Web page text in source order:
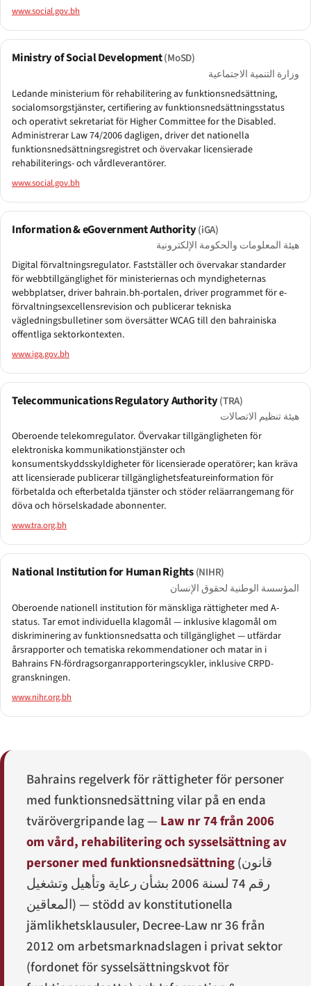
www.social.gov.bh
Ministry of Social Development(MoSD)
وزارة التنمية الاجتماعية
Ledande ministerium för rehabilitering av funktionsnedsättning,
socialomsorgstjänster, certifiering av funktionsnedsättningsstatus
och operativt sekretariat för Higher Committee for the Disabled.
Administrerar Law 74/2006 dagligen, driver det nationella
funktionsnedsättningsregistret och övervakar licensierade
rehabiliterings- och vård­leverantörer.
www.social.gov.bh
Information & eGovernment Authority(iGA)
هيئة المعلومات والحكومة الإلكترونية
Digital förvaltningsregulator. Fastställer och övervakar standarder
för webbtillgänglighet för ministeriernas och myndigheternas
webbplatser, driver bahrain.bh-portalen, driver programmet för e-
förvaltningsexcellensrevision och publicerar tekniska
vägledningsbulletiner som översätter WCAG till den bahrainiska
offentliga sektorkontexten.
www.iga.gov.bh
Telecommunications Regulatory Authority(TRA)
هيئة تنظيم الاتصالات
Oberoende telekomregulator. Övervakar tillgängligheten för
elektroniska kommunikationstjänster och
konsumentskyddsskyldigheter för licensierade operatörer; kan kräva
att licensierade publicerar tillgänglighetsfeatureinformation för
förbetalda och efterbetalda tjänster och stöder reläarrangemang för
döva och hörselskadade abonnenter.
www.tra.org.bh
National Institution for Human Rights(NIHR)
المؤسسة الوطنية لحقوق الإنسان
Oberoende nationell institution för mänskliga rättigheter med A-
status. Tar emot individuella klagomål — inklusive klagomål om
diskriminering av funktionsnedsatta och tillgänglighet — utfärdar
årsrapporter och tematiska rekommendationer och matar in i
Bahrains FN-fördragsorgan­rapporteringscykler, inklusive CRPD-
granskningen.
www.nihr.org.bh
Bahrains regelverk för rättigheter för personer
med funktionsnedsättning vilar på en enda
tvärövergripande lag —Law nr 74 från 2006
om vård, rehabilitering och sysselsättning av
personer med funktionsnedsättning(قانون
رقم 74 لسنة 2006 بشأن رعاية وتأهيل وتشغيل
المعاقين) — stödd av konstitutionella
jämlikhetsklausuler, Decree-Law nr 36 från
2012 om arbetsmarknadslagen i privat sektor
(fordonet för sysselsättningskvot för